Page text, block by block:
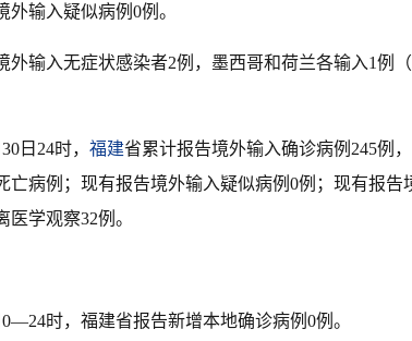
外输入疑似病例0例。
外输入无症状感染者2例，墨西哥和荷兰各输入1例
日24时， 福建省累计报告境外输入确诊病例245例，
亡病例；现有报告境外输入疑似病例0例；现有报告
学观察32例。
0—24时，福建省报告新增本地确诊病例0例。